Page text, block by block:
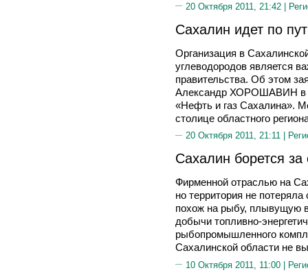
20 Октября 2011, 21:42 |
Сахалин идет по
Организация в
углеводородов является
правительства. Об этом
Александр ХОРОШАВИН в
«Нефть и газ Сахалина».
столице областного
20 Октября 2011, 21:11 |
Сахалин борется
Фирменной отраслью на
но территория не
похож на рыбу, плывущую
добычи топливно-
рыбопромышленного
Сахалинской области не
10 Октября 2011, 11:00 |